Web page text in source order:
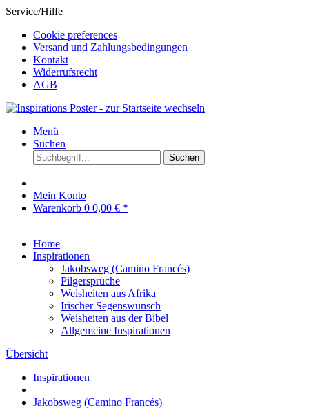
Service/Hilfe
Cookie preferences
Versand und Zahlungsbedingungen
Kontakt
Widerrufsrecht
AGB
Menü
Suchen
Suchen
Mein Konto
Warenkorb 0 0,00 € *
Home
Inspirationen
Jakobsweg (Camino Francés)
Pilgersprüche
Weisheiten aus Afrika
Irischer Segenswunsch
Weisheiten aus der Bibel
Allgemeine Inspirationen
Übersicht
Inspirationen
Jakobsweg (Camino Francés)